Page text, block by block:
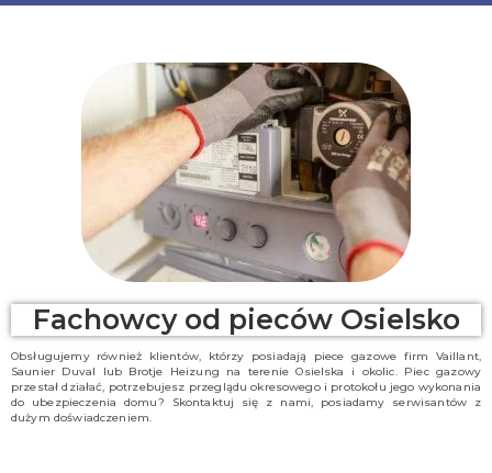
Fachowcy od pieców Osielsko
Obsługujemy również klientów, którzy posiadają piece gazowe firm Vaillant,
Saunier Duval lub Brotje Heizung na terenie Osielska i okolic. Piec gazowy
przestał działać, potrzebujesz przeglądu okresowego i protokołu jego wykonania
do ubezpieczenia domu? Skontaktuj się z nami, posiadamy serwisantów z
dużym doświadczeniem.